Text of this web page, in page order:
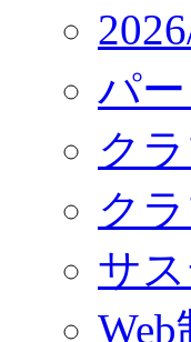
パ
ク
ク
サ